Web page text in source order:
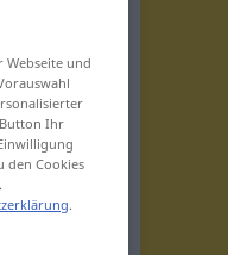
und
Ihr
den Cookies
.